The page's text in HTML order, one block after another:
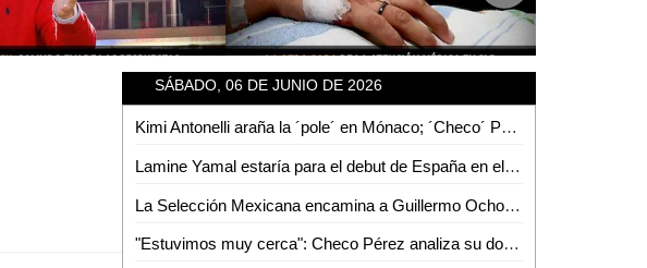
SÁBADO, 06 DE JUNIO DE 2026
Kimi Antonelli araña la ´pole´ en Mónaco; ´Checo´ Pérez califica en 18
Lamine Yamal estaría para el debut de España en el Mundial 2026, revela De La Fuente
La Selección Mexicana encamina a Guillermo Ochoa como capitán ¿será titular?
"Estuvimos muy cerca": Checo Pérez analiza su dolorosa eliminación en Mónaco